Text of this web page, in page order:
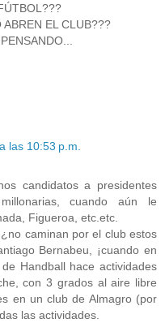
ABREN EL CLUB???
las 10:53 p.m.
candidatos a presidentes
cuando aún le
Figueroa, etc.etc.
caminan por el club estos
Bernabeu, ¡cuando en
Handball hace actividades
con 3 grados al aire libre
en un club de Almagro (por
las actividades.